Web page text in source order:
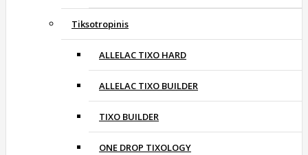
Tiksotropinis
ALLELAC TIXO HARD
ALLELAC TIXO BUILDER
TIXO BUILDER
ONE DROP TIXOLOGY